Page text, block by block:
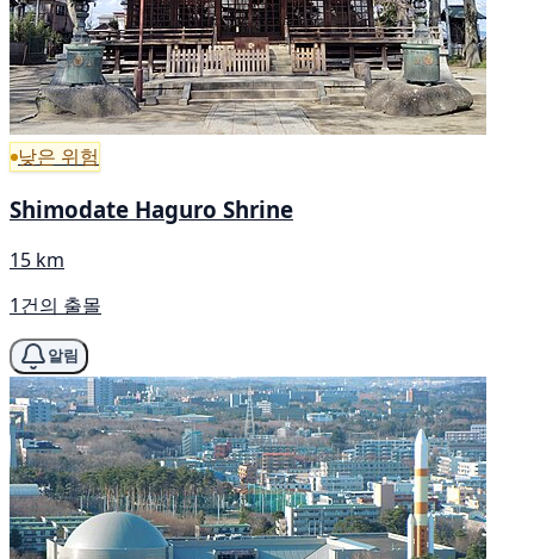
낮은 위험
Shimodate Haguro Shrine
15 km
1건의 출몰
알림